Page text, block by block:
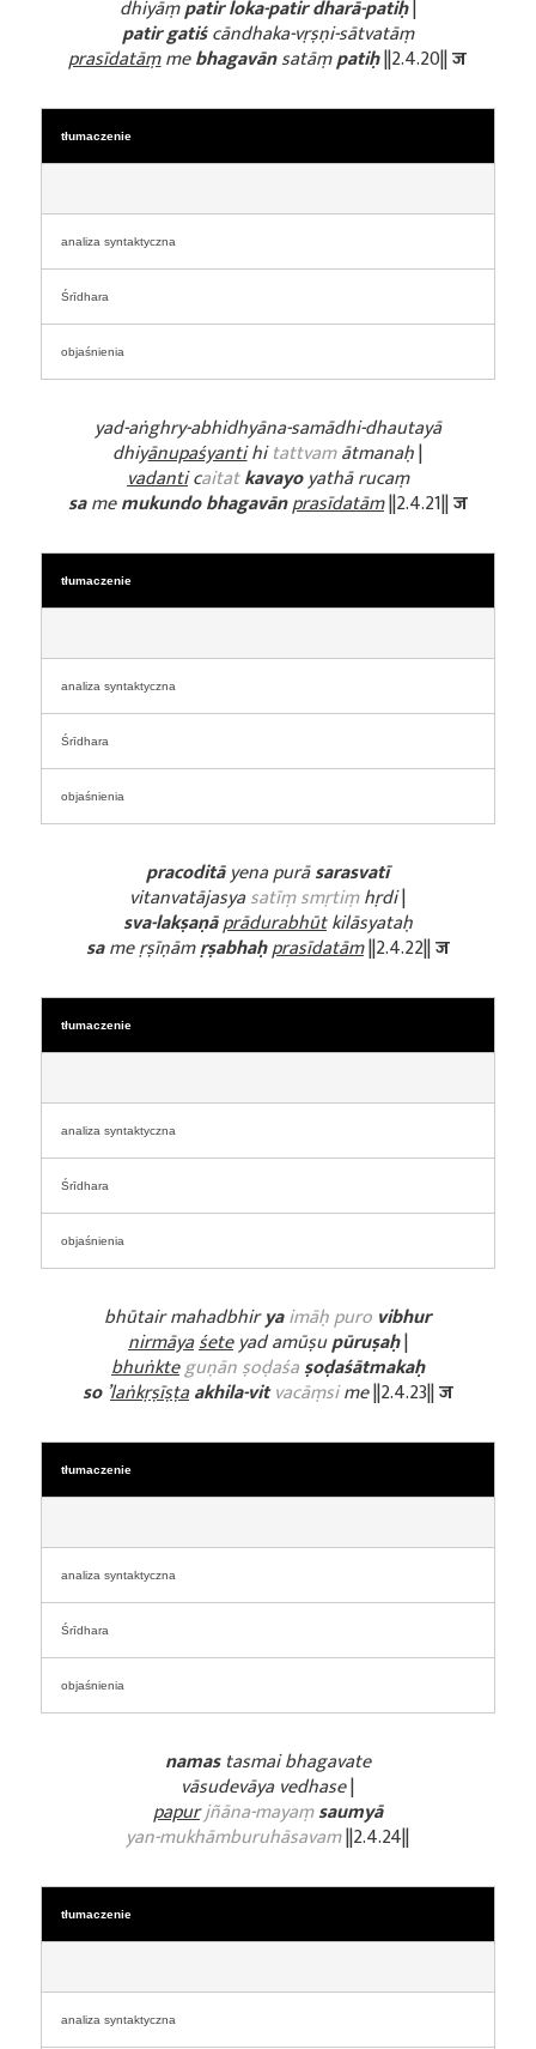
dhiyāṃpatir loka-patir dharā-patiḥ
patir gatiścāndhaka-vṛṣṇi-sātvatāṃ
prasīdatāṃmebhagavānsatāṃpatiḥ||2.4.20||ज
tłumaczenie
analiza syntaktyczna
Śrīdhara
objaśnienia
yad-aṅghry-abhidhyāna-samādhi-dhautayā
dhiyānupaśyantihitattvamātmanaḥ|
vadanticaitatkavayoyathā rucaṃ
samemukundo bhagavānprasīdatām||2.4.21||ज
tłumaczenie
analiza syntaktyczna
Śrīdhara
objaśnienia
pracoditāyena purāsarasvatī
vitanvatājasyasatīṃ smṛtiṃhṛdi|
sva-lakṣaṇāprādurabhūtkilāsyataḥ
same ṛṣīṇāmṛṣabhaḥprasīdatām||2.4.22||ज
tłumaczenie
analiza syntaktyczna
Śrīdhara
objaśnienia
bhūtair mahadbhiryaimāḥ puro vibhur
nirmāyaśeteyad amūṣupūruṣaḥ|
bhuṅkteguṇān ṣoḍaśaṣoḍaśātmakaḥ
so’laṅkṛṣīṣṭaakhila-vitvacāṃsime||2.4.23||ज
tłumaczenie
analiza syntaktyczna
Śrīdhara
objaśnienia
namastasmai bhagavate
vāsudevāya vedhase|
papurjñāna-mayaṃsaumyā
yan-mukhāmburuhāsavam||2.4.24||
tłumaczenie
analiza syntaktyczna